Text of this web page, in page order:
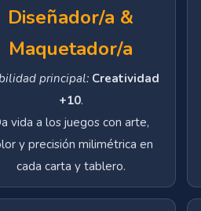
Diseñador/a &
Maquetador/a
principal: Creatividad
+10.
vida a los juegos con arte,
y precisión milimétrica en
cada carta y tablero.